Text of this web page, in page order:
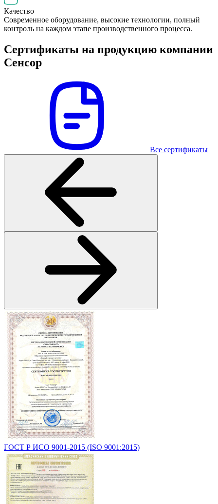
Качество
Современное оборудование, высокие технологии, полный
контроль на каждом этапе производственного процесса.
Сертификаты на продукцию компании
Сенсор
Все сертификаты
ГОСТ Р ИСО 9001-2015 (ISO 9001:2015)